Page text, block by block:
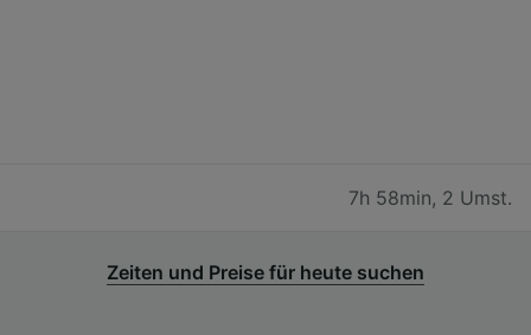
7h 58min, 2 Umst.
Zeiten und Preise für heute suchen